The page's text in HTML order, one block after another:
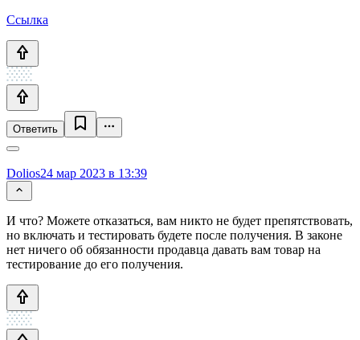
Ссылка
Ответить
Dolios24 мар 2023 в 13:39
И что? Можете отказаться, вам никто не будет препятствовать,
но включать и тестировать будете после получения. В законе
нет ничего об обязанности продавца давать вам товар на
тестирование до его получения.